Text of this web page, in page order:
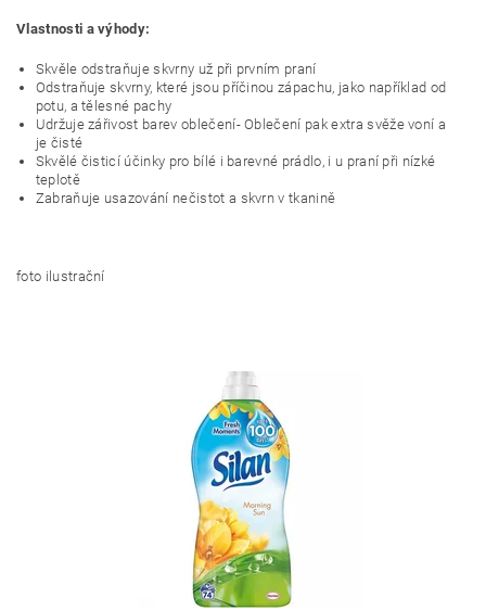
Vlastnosti a výhody:
Skvěle odstraňuje skvrny už při prvním praní
Odstraňuje skvrny, které jsou příčinou zápachu, jako například od
potu, a tělesné pachy
Udržuje zářivost barev oblečení- Oblečení pak extra svěže voní a
je čisté
Skvělé čisticí účinky pro bílé i barevné prádlo, i u praní při nízké
teplotě
Zabraňuje usazování nečistot a skvrn v tkanině
foto ilustrační